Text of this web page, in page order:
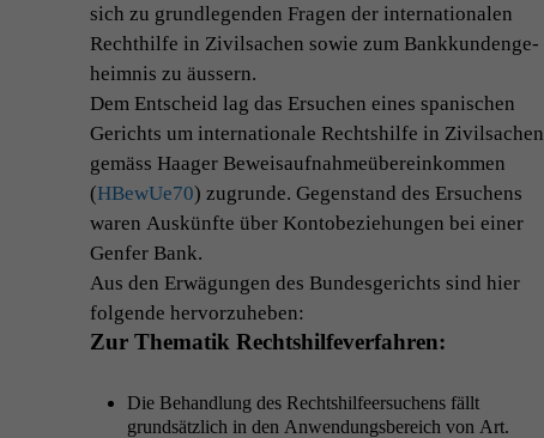
sich zu grundle­gen­den Fra­gen der inter­na­tionalen
Rechthil­fe in Zivil­sachen sowie zum Bankkun­denge­
heim­nis zu äussern.
Dem Entscheid lag das Ersuchen eines spanis­chen
Gerichts um inter­na­tionale Recht­shil­fe in Zivil­sachen
gemäss Haager Beweisauf­nah­meübereinkom­men
(HBewUe70) zugrunde. Gegen­stand des Ersuchens
waren Auskün­fte über Kon­to­beziehun­gen bei ein­er
Gen­fer Bank.
Aus den Erwä­gun­gen des Bun­des­gerichts sind hier
fol­gende hervorzuheben:
Zur The­matik Recht­shil­fever­fahren:
Die Behand­lung des Recht­shil­feer­suchens fällt
grund­sät­zlich in den Anwen­dungs­bere­ich von Art.